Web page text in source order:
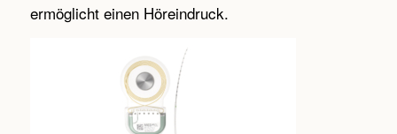
ermöglicht einen Höreindruck.